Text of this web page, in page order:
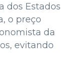
dos Estados
o preço
da
evitando